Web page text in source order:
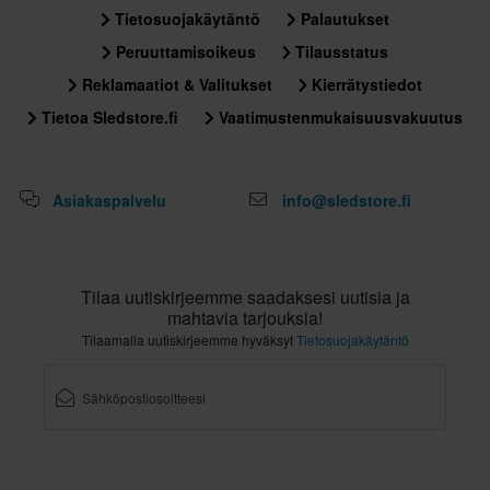
356 x 414 x 344 mm
M
315 x 390 x 295 mm
XL
356 x 414 x 344 mm
Tietosuojakäytäntö
Palautukset
Peruuttamisoikeus
Tilausstatus
Reklamaatiot & Valitukset
Kierrätystiedot
Tietoa Sledstore.fi
Vaatimustenmukaisuusvakuutus
Asiakaspalvelu info@sledstore.fi
Tilaa uutiskirjeemme saadaksesi uutisia ja
mahtavia tarjouksia!
Tilaamalla uutiskirjeemme hyväksytTietosuojakäytäntö